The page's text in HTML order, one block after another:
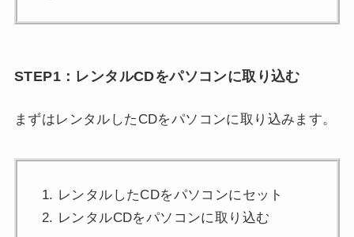
STEP1：レンタルCDをパソコンに取り込む
まずはレンタルしたCDをパソコンに取り込みます。
レンタルしたCDをパソコンにセット
レンタルCDをパソコンに取り込む